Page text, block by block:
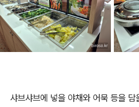
샤브샤브에 넣을 야채와 어묵 등을